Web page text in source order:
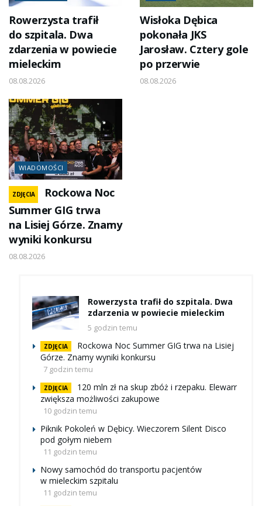
Rowerzysta trafił
do szpitala. Dwa
zdarzenia w powiecie
mieleckim
08.08.2026
Wisłoka Dębica
pokonała JKS
Jarosław. Cztery gole
po przerwie
08.08.2026
WIADOMOŚCI
ZDJĘCIA
Rockowa Noc
Summer GIG trwa
na Lisiej Górze. Znamy
wyniki konkursu
08.08.2026
Rowerzysta trafił do szpitala. Dwa
zdarzenia w powiecie mieleckim
5 godzin temu
ZDJĘCIA
Rockowa Noc Summer GIG trwa na Lisiej
Górze. Znamy wyniki konkursu
7 godzin temu
ZDJĘCIA
120 mln zł na skup zbóż i rzepaku. Elewarr
zwiększa możliwości zakupowe
10 godzin temu
Piknik Pokoleń w Dębicy. Wieczorem Silent Disco
pod gołym niebem
11 godzin temu
Nowy samochód do transportu pacjentów
w mieleckim szpitalu
11 godzin temu